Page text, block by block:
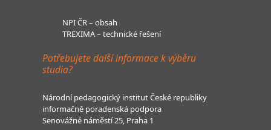
NPI ČR – obsah
TREXIMA – technické řešení
Potřebujete další informace k výběru
studia?
Národní pedagogický institut České republiky
informačně poradenská podpora
Senovážné náměstí 25, Praha 1